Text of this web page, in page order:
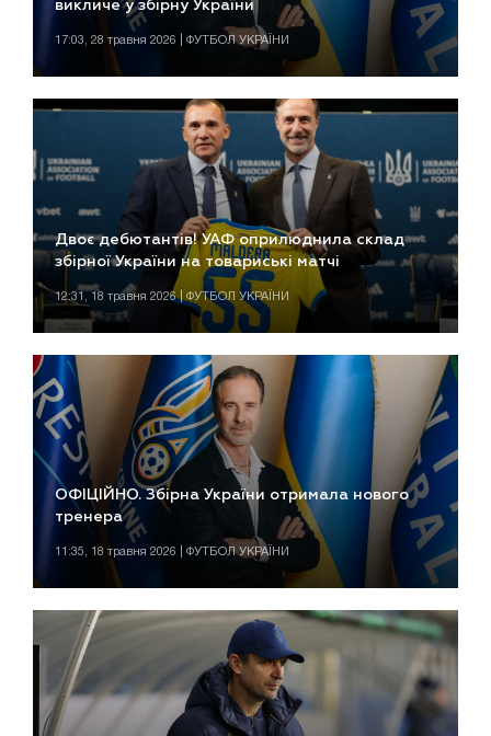
викличе у збірну України
17:03, 28 травня 2026 | ФУТБОЛ УКРАЇНИ
Двоє дебютантів! УАФ оприлюднила склад
збірної України на товариські матчі
12:31, 18 травня 2026 | ФУТБОЛ УКРАЇНИ
ОФІЦІЙНО. Збірна України отримала нового
тренера
11:35, 18 травня 2026 | ФУТБОЛ УКРАЇНИ